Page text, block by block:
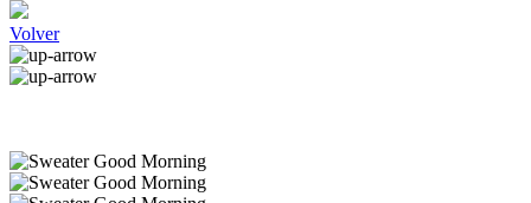
Volver